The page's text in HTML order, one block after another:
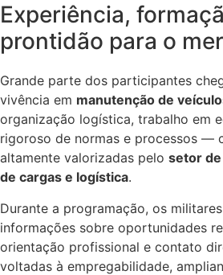
Experiência,
prontidão para o
Grande parte dos participantes
vivência em manutenção de
organização logística, trabalho em
rigoroso de normas e processos —
altamente valorizadas pelo setor
de cargas e logística.
Durante a programação, os
informações sobre oportunidades
orientação profissional e contato
voltadas à empregabilidade,